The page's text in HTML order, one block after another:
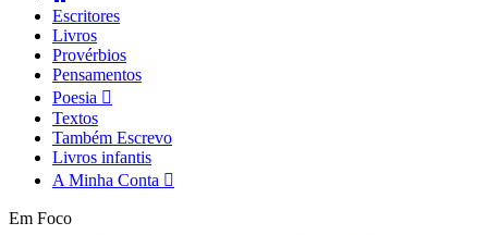
Escritores
Livros
Provérbios
Pensamentos
Poesia
Textos
Também Escrevo
Livros infantis
A Minha Conta
Em Foco